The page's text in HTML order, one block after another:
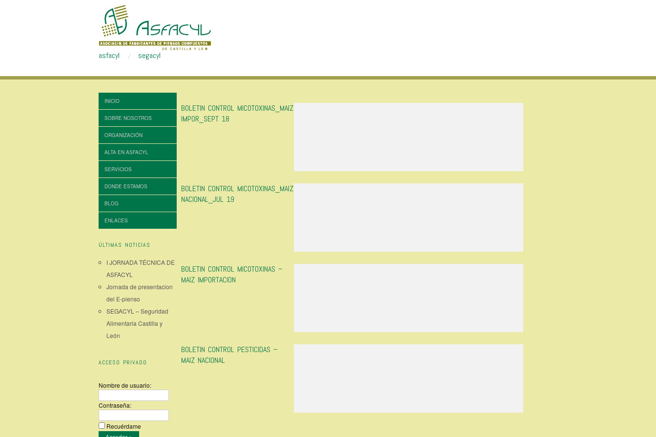
asfacyl segacyl
INICIO
SOBRE NOSOTROS
ORGANIZACIÓN
ALTA EN ASFACYL
SERVICIOS
DONDE ESTAMOS
BLOG
ENLACES
ÚLTIMAS NOTICIAS
I JORNADA TÉCNICA DE
ASFACYL
Jornada de presentacion
del E-pienso
SEGACYL – Seguridad
Alimentaria Castilla y
León
ACCESO PRIVADO
Nombre de usuario:
Contraseña:
Recuérdame
BOLETIN CONTROL MICOTOXINAS_MAIZ
IMPOR_SEPT 18
BOLETIN CONTROL MICOTOXINAS_MAIZ
NACIONAL_JUL 19
BOLETIN CONTROL MICOTOXINAS –
MAIZ IMPORTACION
BOLETIN CONTROL PESTICIDAS –
MAIZ NACIONAL